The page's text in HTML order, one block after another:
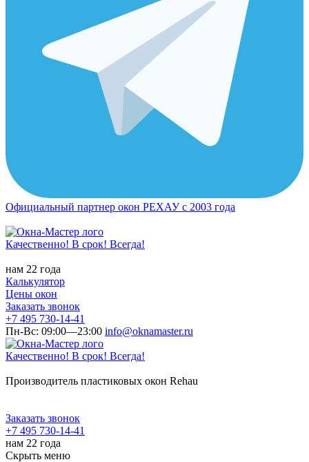
Официальный партнер окон РЕХАУ с 2003 года
Качественно! В срок! Всегда!
нам 22 года
Калькулятор
Цены окон
Заказать звонок
+7 495 730-14-41
Пн-Вс: 09:00—23:00 info@oknamaster.ru
Качественно! В срок! Всегда!
Производитель пластиковых окон Rehau
Заказать звонок
+7 495 730-14-41
нам 22 года
Скрыть меню